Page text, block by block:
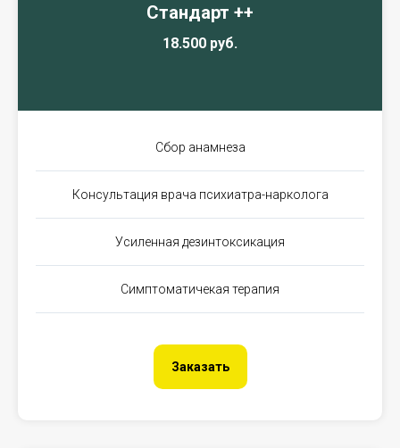
Стандарт ++
18.500 руб.
Сбор анамнеза
Консультация врача психиатра-нарколога
Усиленная дезинтоксикация
Симптоматичекая терапия
Заказать